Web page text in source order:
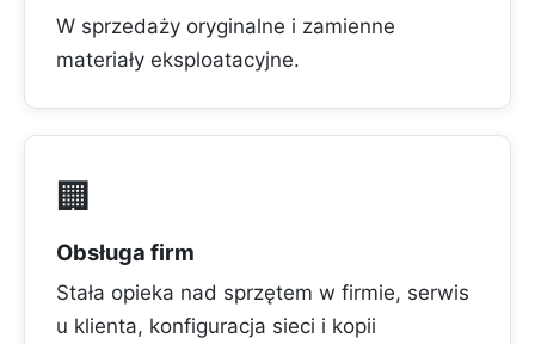
W sprzedaży oryginalne i zamienne
materiały eksploatacyjne.
🏢
Obsługa firm
Stała opieka nad sprzętem w firmie, serwis
u klienta, konfiguracja sieci i kopii